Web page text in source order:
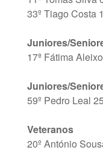
33º Tiago Costa
Juniores/
17ª Fátima
Juniores/
59º Pedro Leal
Veteranos
20º António